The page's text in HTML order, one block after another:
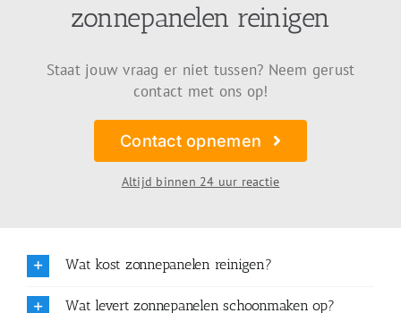
zonnepanelen reinigen
Staat jouw vraag er niet tussen? Neem gerust
contact met ons op!
Contact opnemen
Altijd binnen 24 uur reactie
Wat kost zonnepanelen reinigen?
Wat levert zonnepanelen schoonmaken op?